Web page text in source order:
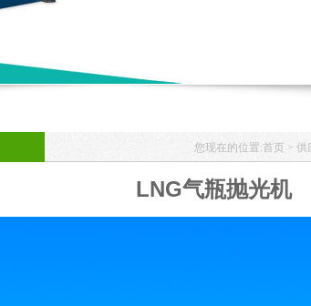
您现在的位置:首页 > 供
LNG气瓶抛光机